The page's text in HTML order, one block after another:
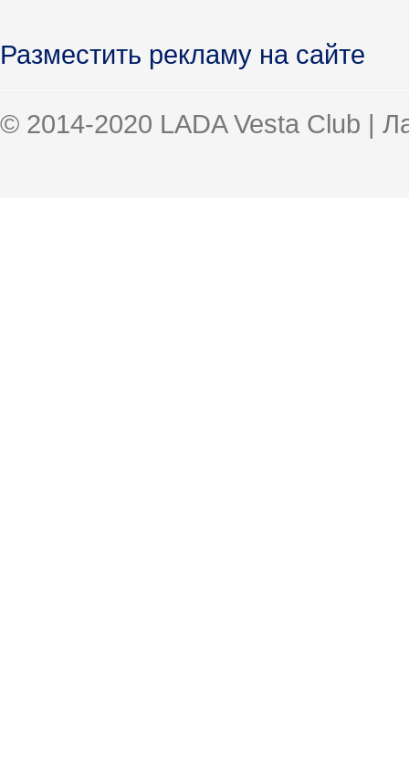
Разместить рекламу на сайте
© 2014-2020 LADA Vesta Club |